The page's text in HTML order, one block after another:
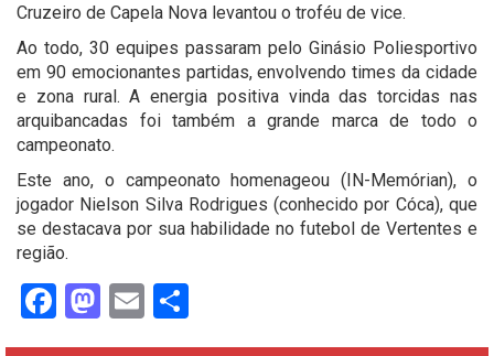
Cruzeiro de Capela Nova levantou o troféu de vice.
Ao todo, 30 equipes passaram pelo Ginásio Poliesportivo
em 90 emocionantes partidas, envolvendo times da cidade
e zona rural. A energia positiva vinda das torcidas nas
arquibancadas foi também a grande marca de todo o
campeonato.
Este ano, o campeonato homenageou (IN-Memórian), o
jogador Nielson Silva Rodrigues (conhecido por Cóca), que
se destacava por sua habilidade no futebol de Vertentes e
região.
Facebook
Mastodon
Email